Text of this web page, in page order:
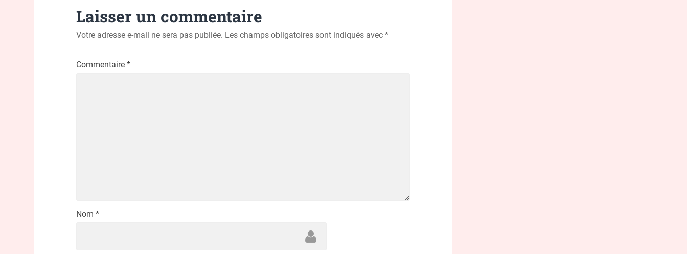
Laisser un commentaire
Votre adresse e-mail ne sera pas publiée. Les champs obligatoires sont indiqués avec *
Commentaire *
Nom *